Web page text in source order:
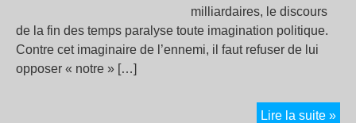
milliardaires, le discours
de la fin des temps paralyse toute imagination politique.
Contre cet imaginaire de l’ennemi, il faut refuser de lui
opposer « notre » […]
Lire la suite »